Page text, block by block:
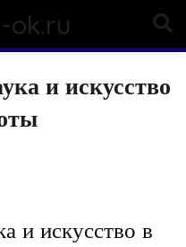
ok.ru
и искусство
и искусство в